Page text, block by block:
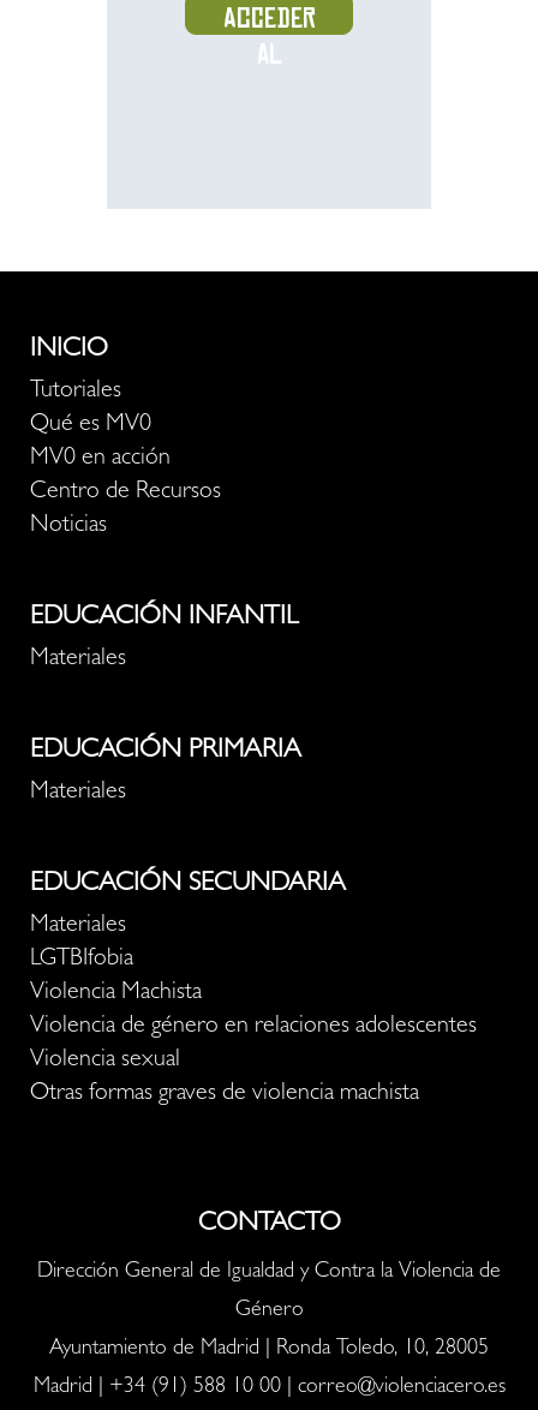
Acceder
al
INICIO
Tutoriales
Qué es MV0
MV0 en acción
Centro de Recursos
Noticias
EDUCACIÓN INFANTIL
Materiales
EDUCACIÓN PRIMARIA
Materiales
EDUCACIÓN SECUNDARIA
Materiales
LGTBIfobia
Violencia Machista
Violencia de género en relaciones adolescentes
Violencia sexual
Otras formas graves de violencia machista
CONTACTO
Dirección General de Igualdad y Contra la Violencia de
Género
Ayuntamiento de Madrid | Ronda Toledo, 10, 28005
Madrid | +34 (91) 588 10 00| correo@violenciacero.es